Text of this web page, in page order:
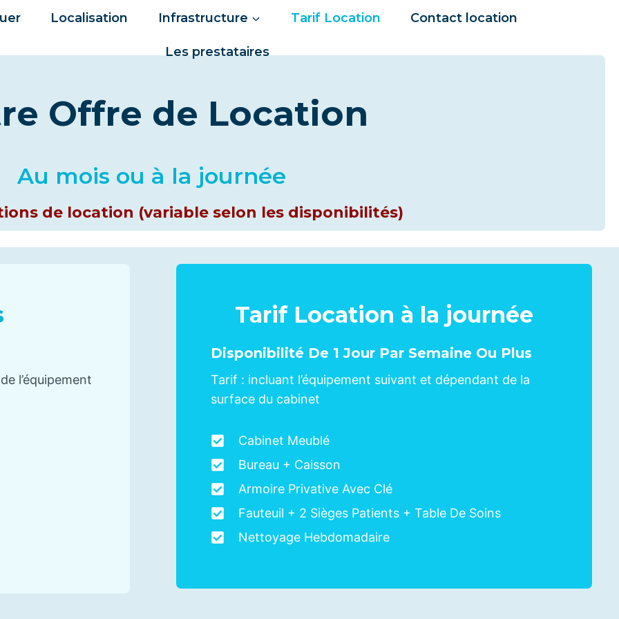
Localisation Infrastructure Tarif Location Contact location
Les prestataires
Offre de Location
Au mois ou à la journée
de location (variable selon les disponibilités)
l’équipement
Tarif Location à la journée
Disponibilité De 1 Jour Par Semaine Ou Plus
Tarif : incluant l’équipement suivant et dépendant de la
surface du cabinet
Cabinet Meublé
Bureau + Caisson
Armoire Privative Avec Clé
Fauteuil + 2 Sièges Patients + Table De Soins
Nettoyage Hebdomadaire